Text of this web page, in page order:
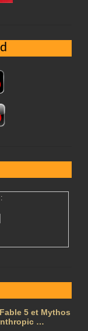
5 et Mythos
…